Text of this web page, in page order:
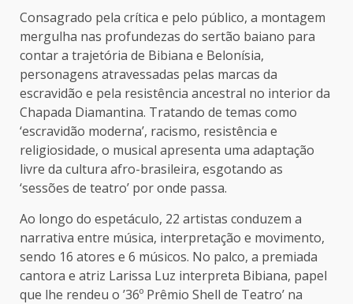
Consagrado pela crítica e pelo público, a montagem
mergulha nas profundezas do sertão baiano para
contar a trajetória de Bibiana e Belonísia,
personagens atravessadas pelas marcas da
escravidão e pela resistência ancestral no interior da
Chapada Diamantina. Tratando de temas como
‘escravidão moderna’, racismo, resistência e
religiosidade, o musical apresenta uma adaptação
livre da cultura afro-brasileira, esgotando as
‘sessões de teatro’ por onde passa.
Ao longo do espetáculo, 22 artistas conduzem a
narrativa entre música, interpretação e movimento,
sendo 16 atores e 6 músicos. No palco, a premiada
cantora e atriz Larissa Luz interpreta Bibiana, papel
que lhe rendeu o ’36º Prêmio Shell de Teatro’ na